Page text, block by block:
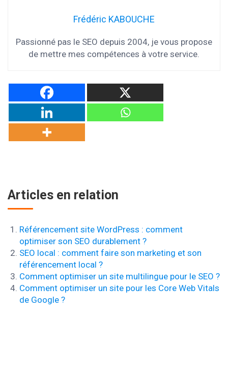
Frédéric KABOUCHE
Passionné pas le SEO depuis 2004, je vous propose
de mettre mes compétences à votre service.
Articles en relation
Référencement site WordPress : comment
optimiser son SEO durablement ?
SEO local : comment faire son marketing et son
référencement local ?
Comment optimiser un site multilingue pour le SEO ?
Comment optimiser un site pour les Core Web Vitals
de Google ?